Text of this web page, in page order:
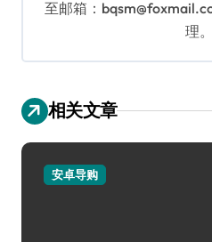
至邮箱：
理。
相关文章
安卓导购